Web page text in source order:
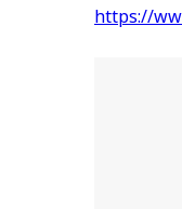
https://